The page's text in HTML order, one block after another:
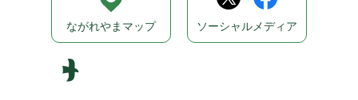
ながれやまマップ ソーシャルメディア